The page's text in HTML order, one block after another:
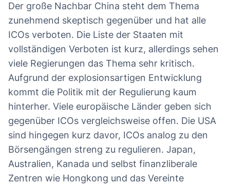
Der große Nachbar China steht dem Thema
zunehmend skeptisch gegenüber und hat alle
ICOs verboten. Die Liste der Staaten mit
vollständigen Verboten ist kurz, allerdings sehen
viele Regierungen das Thema sehr kritisch.
Aufgrund der explosionsartigen Entwicklung
kommt die Politik mit der Regulierung kaum
hinterher. Viele europäische Länder geben sich
gegenüber ICOs vergleichsweise offen. Die USA
sind hingegen kurz davor, ICOs analog zu den
Börsengängen streng zu regulieren. Japan,
Australien, Kanada und selbst finanzliberale
Zentren wie Hongkong und das Vereinte